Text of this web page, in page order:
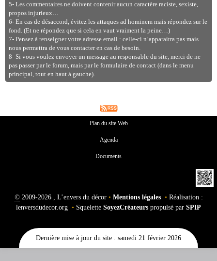
5- Les commentaires ne doivent contenir aucun caractère raciste, sexiste,
propos injurieux…
6- En cas de désaccord, évitez les attaques ad hominem mais répondez sur le
fond. (Et ne répondez que si cela en vaut vraiment la peine…)
7- Pensez à renseigner votre adresse email : celle-ci n’apparaitra pas mais
nous permettra de vous contacter en cas de besoin.
8- Si vous voulez envoyer un message au responsable du site, merci de ne
pas passer par le forum, mais par le formulaire de contact (dans le menu
principal, tout en haut à gauche).
Plan du site Web
Agenda
Documents
©2009-2026 , L’envers du décor • Mentions légales • Réalisation :
lenversdudecor.org • Squelette SoyezCréateurs propulsé par SPIP
Dernière mise à jour du site : samedi 21 février 2026